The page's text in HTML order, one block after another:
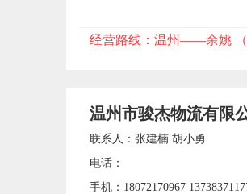
经营路线：温州——余姚 （
温州市骏杰物流有限
联系人：张建楠 胡小勇
电话：
手机：18072170967